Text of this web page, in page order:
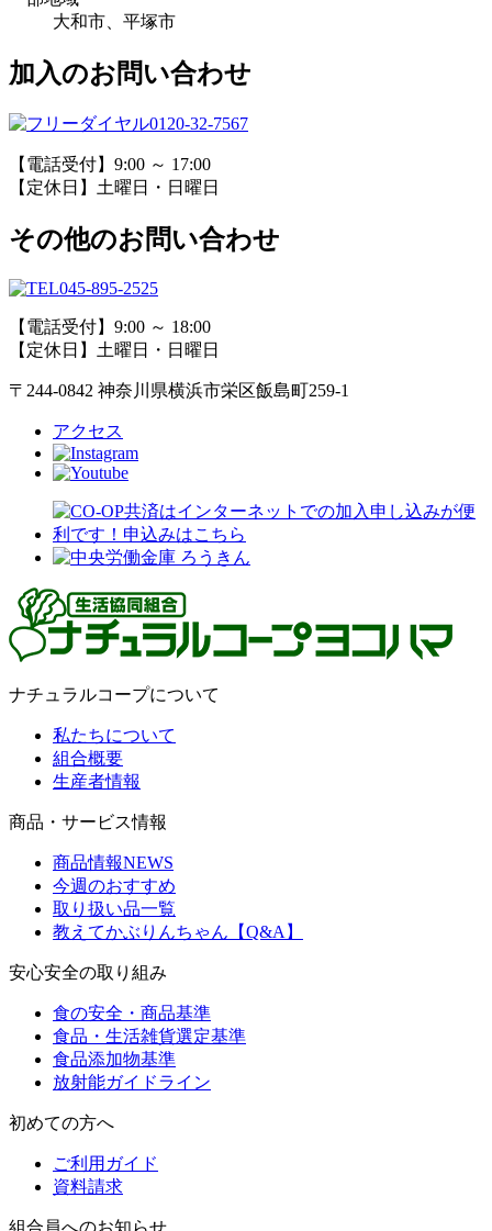
大和市、平塚市
加入のお問い合わせ
0120-32-7567
【電話受付】9:00 ～ 17:00
【定休日】土曜日・日曜日
その他のお問い合わせ
045-895-2525
【電話受付】9:00 ～ 18:00
【定休日】土曜日・日曜日
〒244-0842 神奈川県横浜市栄区飯島町259-1
アクセス
ナチュラルコープについて
私たちについて
組合概要
生産者情報
商品・サービス情報
商品情報NEWS
今週のおすすめ
取り扱い品一覧
教えてかぶりんちゃん【Q&A】
安心安全の取り組み
食の安全・商品基準
食品・生活雑貨選定基準
食品添加物基準
放射能ガイドライン
初めての方へ
ご利用ガイド
資料請求
組合員へのお知らせ